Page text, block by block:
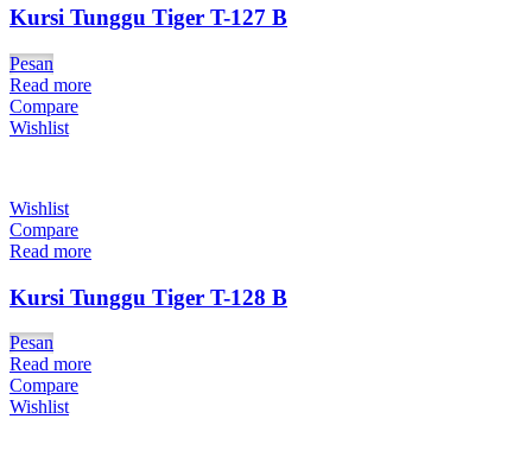
Kursi Tunggu Tiger T-127 B
Pesan
Read more
Compare
Wishlist
Wishlist
Compare
Read more
Kursi Tunggu Tiger T-128 B
Pesan
Read more
Compare
Wishlist